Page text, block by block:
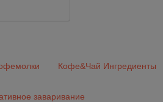
Кофе&Чай Ингредиенты
заваривание